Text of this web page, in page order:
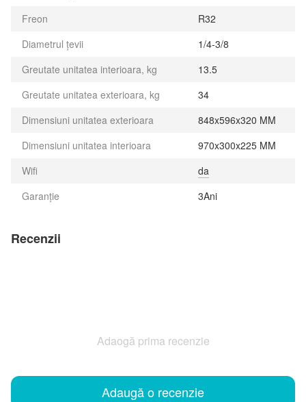
Freon
R32
Diametrul țevii
1/4-3/8
Greutate unitatea interioara, kg
13.5
Greutate unitatea exterioara, kg
34
Dimensiuni unitatea exterioara
848x596x320 MM
Dimensiuni unitatea interioara
970x300x225 MM
Wifi
da
Garanție
3Ani
Recenzii
Adaogă prima recenzie
Adaugă o recenzie